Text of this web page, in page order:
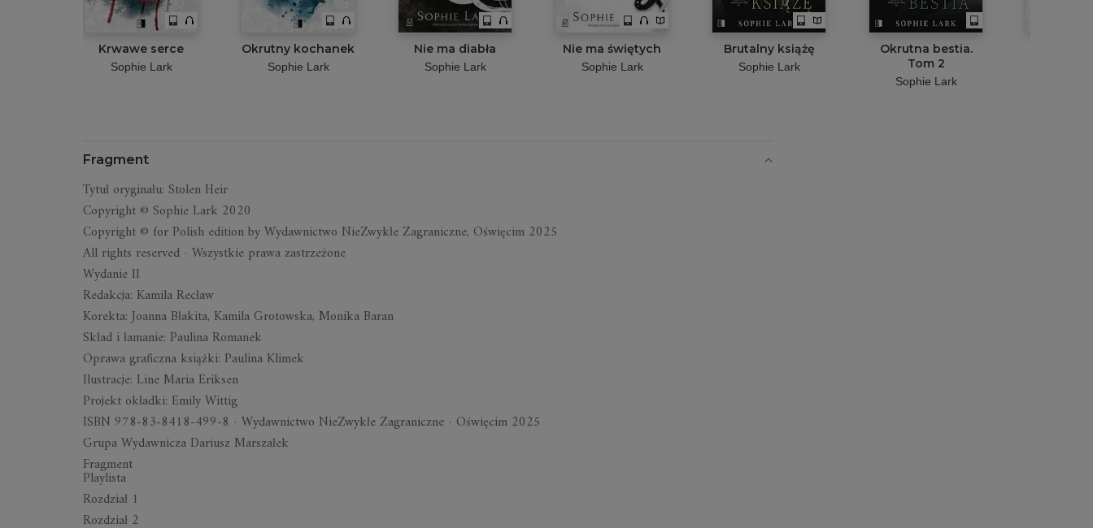
Krwawe serce
Sophie Lark
Okrutny kochanek
Sophie Lark
Nie ma diabła
Sophie Lark
Nie ma świętych
Sophie Lark
Brutalny książę
Sophie Lark
Okrutna bestia.
Tom 2
Sophie Lark
Fragment
Tytuł oryginału: Stolen Heir
Copyright © Sophie Lark 2020
Copyright © for Polish edition by Wydawnictwo NieZwykłe Zagraniczne, Oświęcim 2025
All rights reserved · Wszystkie prawa zastrzeżone
Wydanie II
Redakcja: Kamila Recław
Korekta: Joanna Błakita, Kamila Grotowska, Monika Baran
Skład i łamanie: Paulina Romanek
Oprawa graficzna książki: Paulina Klimek
Ilustracje: Line Maria Eriksen
Projekt okładki: Emily Wittig
ISBN 978-83-8418-499-8 · Wydawnictwo NieZwykłe Zagraniczne · Oświęcim 2025
Grupa Wydawnicza Dariusz Marszałek
Fragment
Playlista
Rozdział 1
Rozdział 2